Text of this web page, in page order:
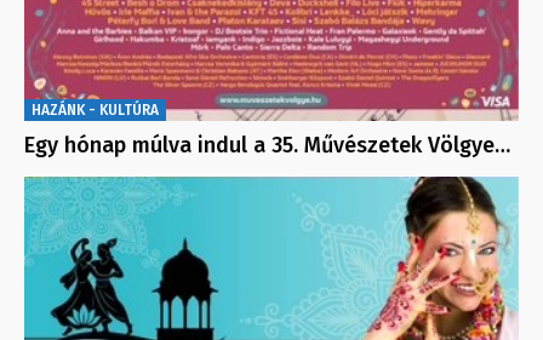
HAZÁNK - KULTÚRA
Egy hónap múlva indul a 35. Művészetek Völgye…